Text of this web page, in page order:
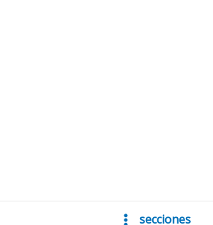
secciones